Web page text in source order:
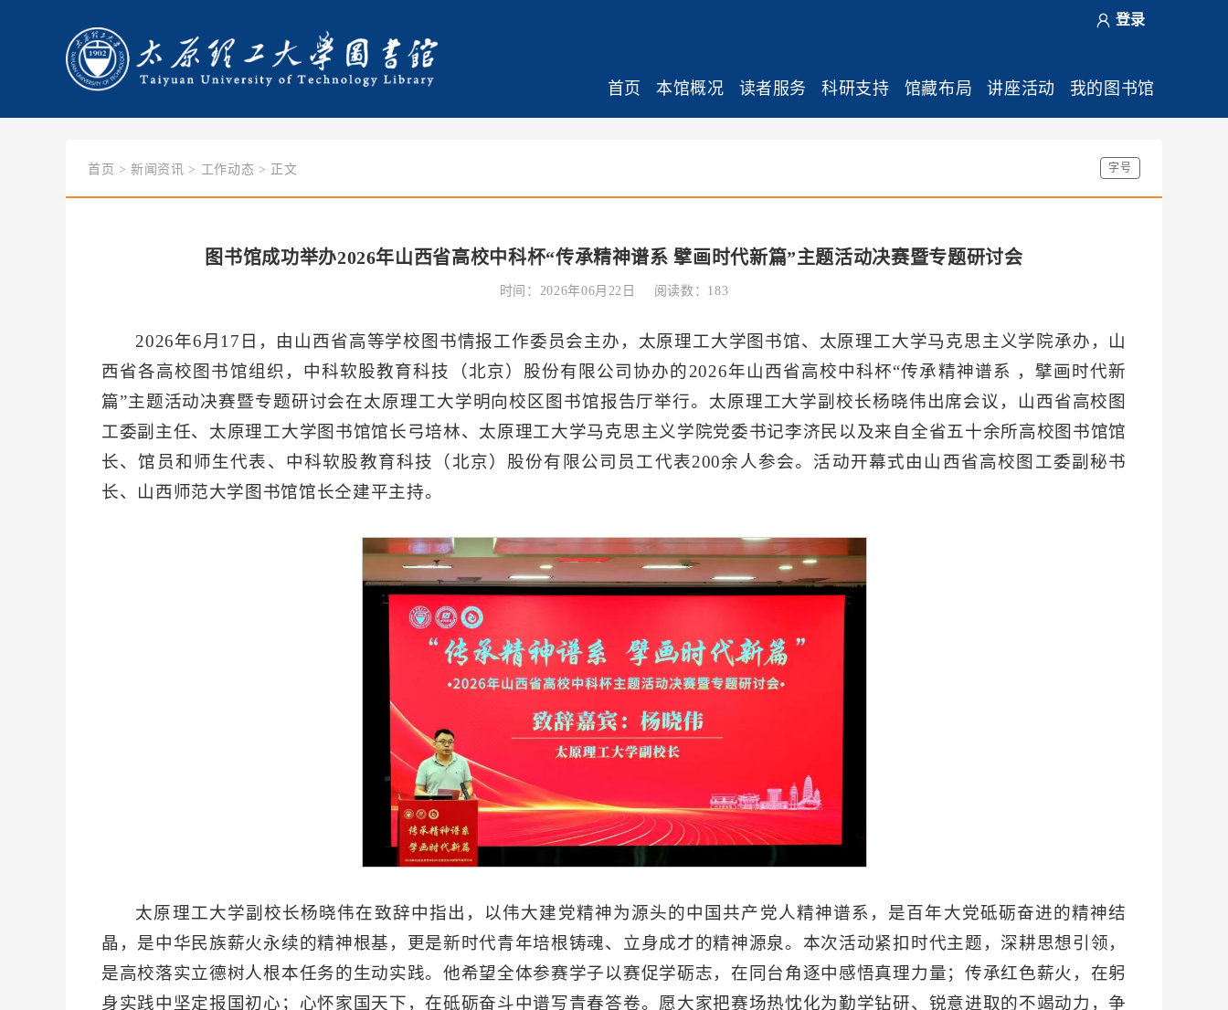
登录
首页 本馆概况 读者服务 科研支持 馆藏布局 讲座活动 我的图书馆
首页 >新闻资讯 > 工作动态 > 正文 字号
图书馆成功举办2026年山西省高校中科杯“传承精神谱系 擘画时代新篇”主题活动决赛暨专题研讨会
时间：2026年06月22日 阅读数： 183
2026年6月17日，由山西省高等学校图书情报工作委员会主办，太原理工大学图书馆、太原理工大学马克思主义学院承办，山
西省各高校图书馆组织，中科软股教育科技（北京）股份有限公司协办的2026年山西省高校中科杯“传承精神谱系 ，擘画时代新
篇”主题活动决赛暨专题研讨会在太原理工大学明向校区图书馆报告厅举行。太原理工大学副校长杨晓伟出席会议，山西省高校图
工委副主任、太原理工大学图书馆馆长弓培林、太原理工大学马克思主义学院党委书记李济民以及来自全省五十余所高校图书馆馆
长、馆员和师生代表、中科软股教育科技（北京）股份有限公司员工代表200余人参会。活动开幕式由山西省高校图工委副秘书
长、山西师范大学图书馆馆长仝建平主持。
太原理工大学副校长杨晓伟在致辞中指出，以伟大建党精神为源头的中国共产党人精神谱系，是百年大党砥砺奋进的精神结
晶，是中华民族薪火永续的精神根基，更是新时代青年培根铸魂、立身成才的精神源泉。本次活动紧扣时代主题，深耕思想引领，
是高校落实立德树人根本任务的生动实践。他希望全体参赛学子以赛促学砺志，在同台角逐中感悟真理力量；传承红色薪火，在躬
身实践中坚定报国初心；心怀家国天下，在砥砺奋斗中谱写青春答卷。愿大家把赛场热忱化为勤学钻研、锐意进取的不竭动力，争